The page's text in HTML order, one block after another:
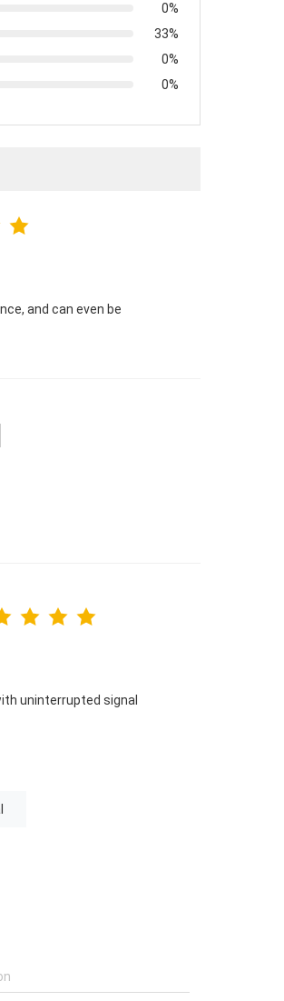
0%
33%
0%
0%
and can even be
uninterrupted signal